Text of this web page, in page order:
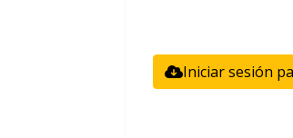
Iniciar sesión